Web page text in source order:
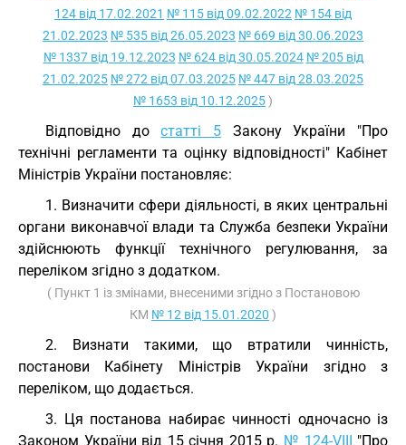
124 від 17.02.2021 № 115 від 09.02.2022 № 154 від
21.02.2023 № 535 від 26.05.2023 № 669 від 30.06.2023
№ 1337 від 19.12.2023 № 624 від 30.05.2024 № 205 від
21.02.2025 № 272 від 07.03.2025 № 447 від 28.03.2025
№ 1653 від 10.12.2025)
Відповідно достатті 5 Закону України "Про
технічні регламенти та оцінку відповідності" Кабінет
Міністрів України постановляє:
1. Визначити сфери діяльності, в яких центральні
органи виконавчої влади та Служба безпеки України
здійснюють функції технічного регулювання, за
переліком згідно з додатком.
( Пункт 1 із змінами, внесеними згідно з Постановою
КМ № 12 від 15.01.2020 )
2. Визнати такими, що втратили чинність,
постанови Кабінету Міністрів України згідно з
переліком, що додається.
3. Ця постанова набирає чинності одночасно із
Законом України від 15 січня 2015 р. № 124-VIII "Про